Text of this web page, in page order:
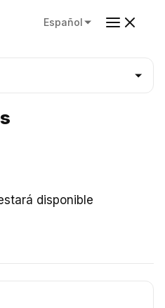
Español
disponible